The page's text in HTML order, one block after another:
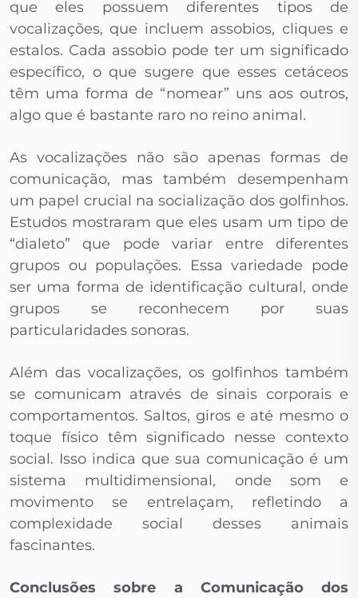
que eles possuem diferentes tipos de
vocalizações, que incluem assobios, cliques e
estalos. Cada assobio pode ter um significado
específico, o que sugere que esses cetáceos
têm uma forma de “nomear” uns aos outros,
algo que é bastante raro no reino animal.
As vocalizações não são apenas formas de
comunicação, mas também desempenham
um papel crucial na socialização dos golfinhos.
Estudos mostraram que eles usam um tipo de
“dialeto” que pode variar entre diferentes
grupos ou populações. Essa variedade pode
ser uma forma de identificação cultural, onde
grupos se reconhecem por suas
particularidades sonoras.
Além das vocalizações, os golfinhos também
se comunicam através de sinais corporais e
comportamentos. Saltos, giros e até mesmo o
toque físico têm significado nesse contexto
social. Isso indica que sua comunicação é um
sistema multidimensional, onde som e
movimento se entrelaçam, refletindo a
complexidade social desses animais
fascinantes.
Conclusões sobre a Comunicação dos